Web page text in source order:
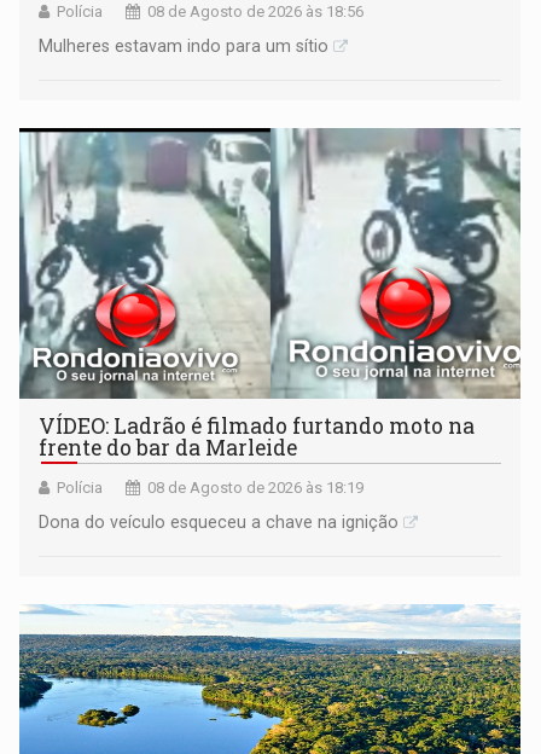
Polícia 08 de Agosto de 2026 às 18:56
Mulheres estavam indo para um sítio
VÍDEO: Ladrão é filmado furtando moto na
frente do bar da Marleide
Polícia 08 de Agosto de 2026 às 18:19
Dona do veículo esqueceu a chave na ignição